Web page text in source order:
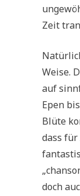
Zeit
Weise.
auf
Epen
Blüte
dass
doch